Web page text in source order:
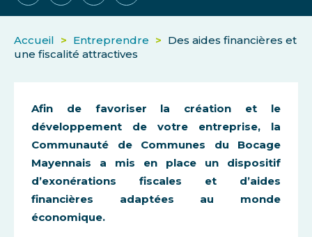
Accueil > Entreprendre > Des aides financières et
une fiscalité attractives
Afin de favoriser la création et le
développement de votre entreprise, la
Communauté de Communes du Bocage
Mayennais a mis en place un dispositif
d’exonérations fiscales et d’aides
financières adaptées au monde
économique.